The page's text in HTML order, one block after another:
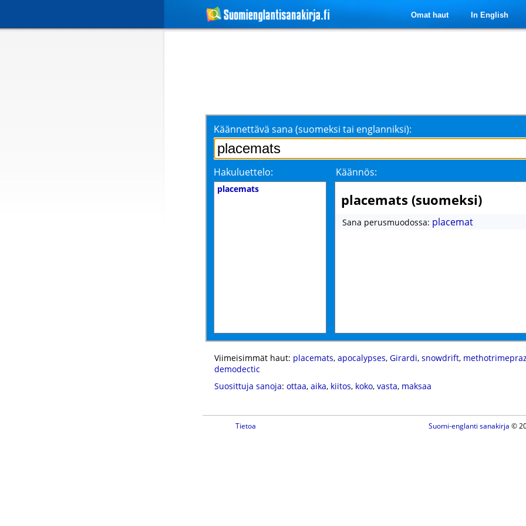
Omat haut In English
Käännettävä sana (suomeksi tai englanniksi):
Hakuluettelo: Käännös:
placemats
placemats (suomeksi)
Sana perusmuodossa: placemat
Viimeisimmät haut: placemats, apocalypses, Girardi, snowdrift,
demodectic
Suosittuja sanoja: ottaa, aika, kiitos, koko, vasta, maksaa
Tietoa Suomi-englanti sanakirja ©